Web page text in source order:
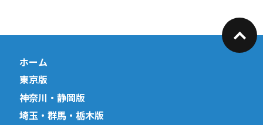
ホーム
東京版
神奈川・静岡版
埼玉・群馬・栃木版